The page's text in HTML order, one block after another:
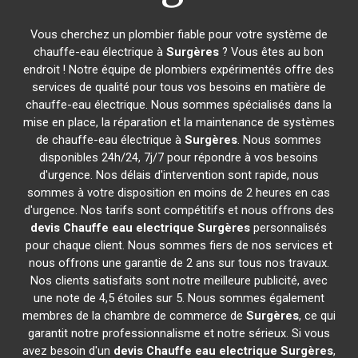
Vous cherchez un plombier fiable pour votre système de
chauffe-eau électrique àSurgères ? Vous êtes au bon
endroit ! Notre équipe de plombiers expérimentés offre des
services de qualité pour tous vos besoins en matière de
chauffe-eau électrique. Nous sommes spécialisés dans la
mise en place, la réparation et la maintenance de systèmes
de chauffe-eau électrique àSurgères. Nous sommes
disponibles 24h/24, 7j/7 pour répondre à vos besoins
d'urgence. Nos délais d'intervention sont rapide, nous
sommes à votre disposition en moins de 2 heures en cas
d'urgence. Nos tarifs sont compétitifs et nous offrons des
devis Chauffe eau electrique Surgères personnalisés
pour chaque client. Nous sommes fiers de nos services et
nous offrons une garantie de 2 ans sur tous nos travaux.
Nos clients satisfaits sont notre meilleure publicité, avec
une note de 4,5 étoiles sur 5. Nous sommes également
membres de la chambre de commerce de Surgères, ce qui
garantit notre professionnalisme et notre sérieux. Si vous
avez besoin d'un devis Chauffe eau electrique Surgères,